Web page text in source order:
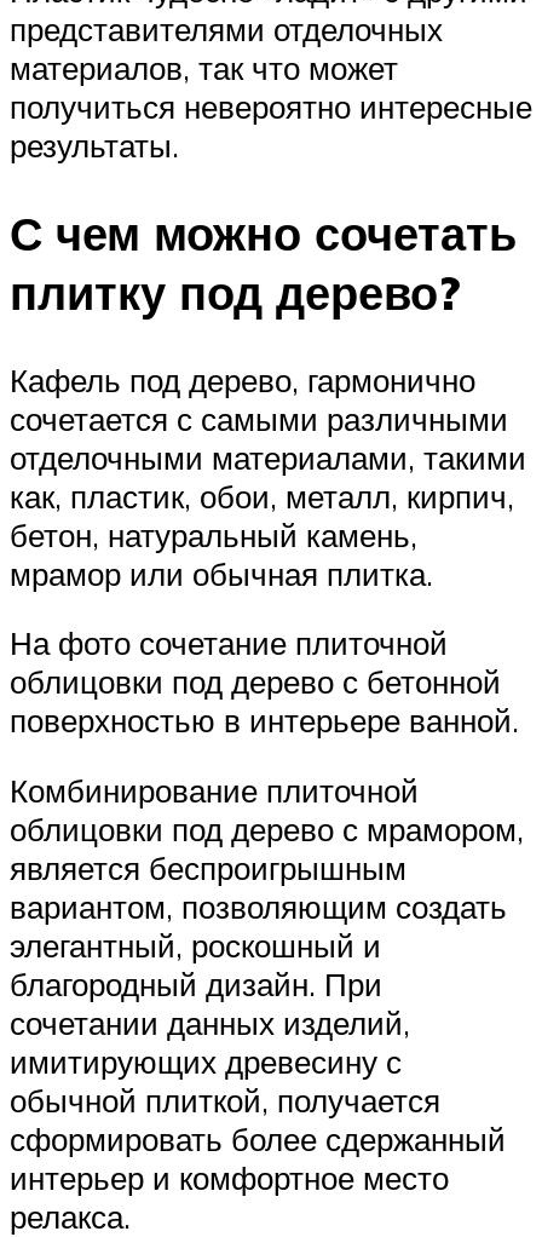
представителями отделочных
материалов, так что может
получиться невероятно интересные
результаты.
С чем можно сочетать
плитку под дерево?
Кафель под дерево, гармонично
сочетается с самыми различными
отделочными материалами, такими
как, пластик, обои, металл, кирпич,
бетон, натуральный камень,
мрамор или обычная плитка.
На фото сочетание плиточной
облицовки под дерево с бетонной
поверхностью в интерьере ванной.
Комбинирование плиточной
облицовки под дерево с мрамором,
является беспроигрышным
вариантом, позволяющим создать
элегантный, роскошный и
благородный дизайн. При
сочетании данных изделий,
имитирующих древесину с
обычной плиткой, получается
сформировать более сдержанный
интерьер и комфортное место
релакса.